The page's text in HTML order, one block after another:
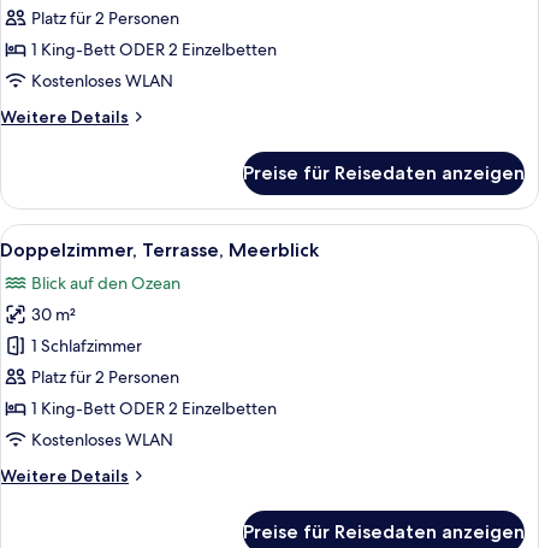
Terrasse
anzeigen
Platz für 2 Personen
1 King-Bett ODER 2 Einzelbetten
Kostenloses WLAN
Weitere Details
Weitere
Terrasse
Preise für Reisedaten anzeigen
Alle
Fotos
für
Doppelzimmer,
Terrasse,
Meerblick
anzeigen
Ein Hotelzimmer mit Balkon, einem
5
Doppelzimmer, Terrasse, Meerblick
Blick auf den Ozean
30 m²
1 Schlafzimmer
Platz für 2 Personen
1 King-Bett ODER 2 Einzelbetten
Kostenloses WLAN
Weitere Details
Weitere
Preise für Reisedaten anzeigen